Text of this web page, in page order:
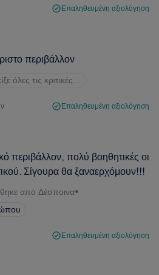
Επαληθευμένη αξιολόγηση
περιβάλλον
όλες τις κριτικές…
Επαληθευμένη αξιολόγηση
περιβάλλον, πολύ βοηθητικές οι
Σίγουρα θα ξαναερχόμουν!!!
από Δέσποινα•
Επαληθευμένη αξιολόγηση